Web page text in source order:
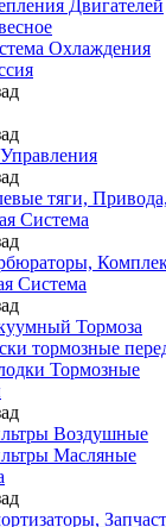
Двигателей
Охлаждения
тяги,
Система
Система
Тормоза
тормозные
Тормозные
Воздушные
Масляные